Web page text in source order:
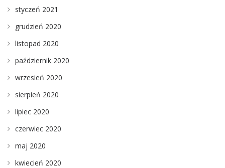
styczeń 2021
grudzień 2020
listopad 2020
październik 2020
wrzesień 2020
sierpień 2020
lipiec 2020
czerwiec 2020
maj 2020
kwiecień 2020